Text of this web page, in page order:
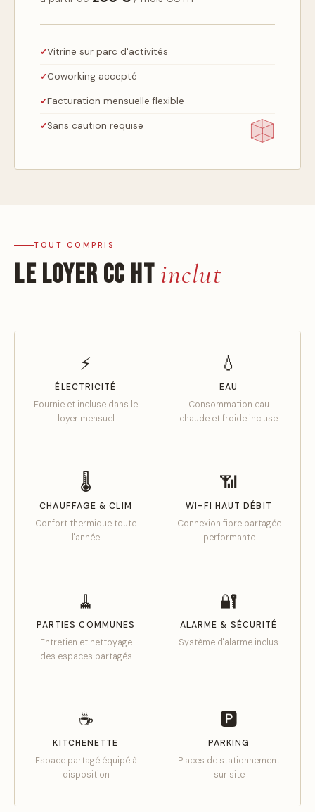
Vitrine sur parc d'activités
Coworking accepté
Facturation mensuelle flexible
Sans caution requise
TOUT COMPRIS
Le loyer CC HTinclut
⚡
ÉLECTRICITÉ
Fournie et incluse dans le
loyer mensuel
💧
EAU
Consommation eau
chaude et froide incluse
🌡
CHAUFFAGE & CLIM
Confort thermique toute
l'année
📶
WI-FI HAUT DÉBIT
Connexion fibre partagée
performante
🧹
PARTIES COMMUNES
Entretien et nettoyage
des espaces partagés
🔐
ALARME & SÉCURITÉ
Système d'alarme inclus
☕
KITCHENETTE
Espace partagé équipé à
disposition
🅿
PARKING
Places de stationnement
sur site